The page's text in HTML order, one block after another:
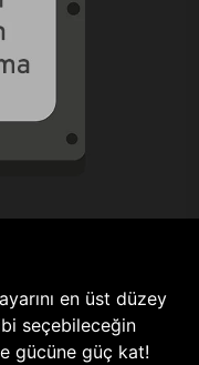
en üst düzey
seçebileceğin
gücüne güç kat!